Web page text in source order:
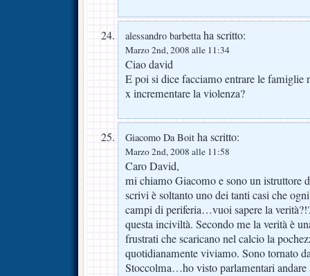
alessandro barbettaha scritto:
Marzo 2nd, 2008 alle 11:34
Ciao david
E poi si dice facciamo entrare le
x incrementare la violenza?
Giacomo Da Boit ha scritto:
Marzo 2nd, 2008 alle 11:58
Caro David,
mi chiamo Giacomo e sono un istruttore
scrivi è soltanto uno dei tanti casi che
campi di periferia…vuoi sapere la
questa inciviltà. Secondo me la verità è
frustrati che scaricano nel calcio la
quotidianamente viviamo. Sono tornato
Stoccolma…ho visto parlamentari